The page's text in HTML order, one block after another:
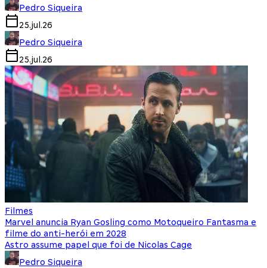
Pedro Siqueira
25.jul.26
Pedro Siqueira
25.jul.26
Filmes
Marvel anuncia Ryan Gosling como Motoqueiro Fantasma e
filme do anti-herói em 2028
Astro assume papel que foi de Nicolas Cage
Pedro Siqueira